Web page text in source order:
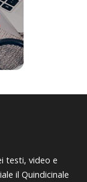
testi, video e
il Quindicinale